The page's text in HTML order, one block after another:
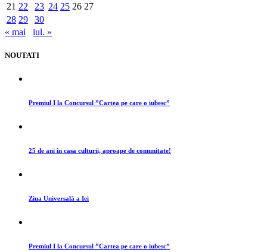
21 22 23 24 25 26 27
28 29
30
« mai
iul. »
NOUTATI
Premiul I la Concursul ”Cartea pe care o iubesc”
25 de ani în casa culturii, aproape de comunitate!
Ziua Universală a Iei
Premiul I la Concursul ”Cartea pe care o iubesc”